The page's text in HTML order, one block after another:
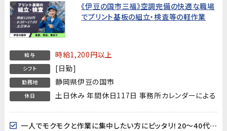
《伊豆の国市三福》空調完備の快適な職場
でプリント基板の組立・検査等の軽作業
給与 時給1,200円以上
シフト [日勤]
勤務地 静岡県伊豆の国市
休日 土日休み 年間休日117日 事務所カレンダーによる
一人でモクモクと作業に集中したい方にピッタリ！20～40代男女多数活躍中!!